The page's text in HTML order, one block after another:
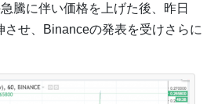
騰に伴い価格を上げた後、昨日
させ、Binanceの発表を受けさらに